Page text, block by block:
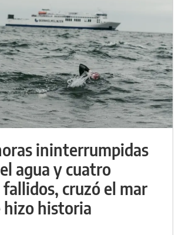
ininterrumpidas
agua y cuatro
cruzó el mar
hizo historia